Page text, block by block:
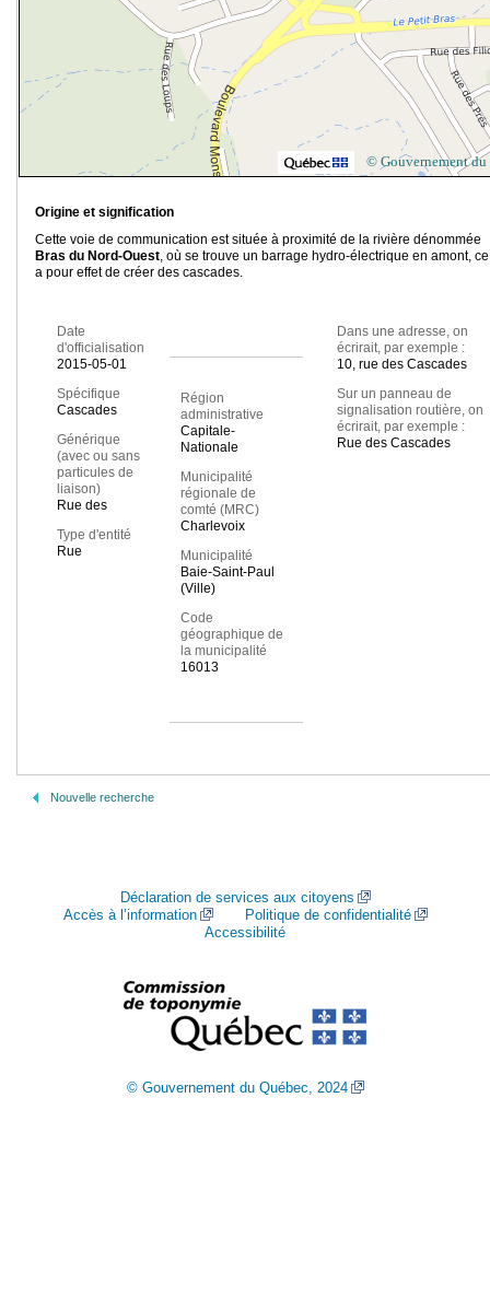
© Gouvernement du
Origine et signification
Cette voie de communication est située à proximité de la rivière dénommée
Bras du Nord-Ouest, où se trouve un barrage hydro-électrique en amont,
a pour effet de créer des cascades.
Date
d'officialisation
2015-05-01
Spécifique
Cascades
Générique
(avec ou sans
particules de
liaison)
Rue des
Type d'entité
Rue
Région
administrative
Capitale-
Nationale
Municipalité
régionale de
comté (MRC)
Charlevoix
Municipalité
Baie-Saint-Paul
(Ville)
Code
géographique de
la municipalité
16013
Dans une adresse, on
écrirait, par exemple :
10, rue des Cascades
Sur un panneau de
signalisation routière, on
écrirait, par exemple :
Rue des Cascades
Nouvelle recherche
Déclaration de services aux citoyens
Accès à l’information
Politique de confidentialité
Accessibilité
© Gouvernement du Québec, 2024